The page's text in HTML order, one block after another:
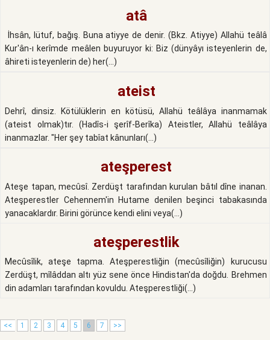
atâ
İhsân, lütuf, bağış. Buna atiyye de denir. (Bkz. Atiyye) Allahü teâlâ
Kur'ân-ı kerîmde meâlen buyuruyor ki: Biz (dünyâyı isteyenlerin de,
âhireti isteyenlerin de) her(...)
ateist
Dehrî, dinsiz. Kötülüklerin en kötüsü, Allahü teâlâya inanmamak
(ateist olmak)tır. (Hadîs-i şerîf-Berîka) Ateistler, Allahü teâlâya
inanmazlar. "Her şey tabîat kânunları(...)
ateşperest
Ateşe tapan, mecûsî. Zerdüşt tarafından kurulan bâtıl dîne inanan.
Ateşperestler Cehennem'in Hutame denilen beşinci tabakasında
yanacaklardır. Birini görünce kendi elini veya(...)
ateşperestlik
Mecûsîlik, ateşe tapma. Ateşperestliğin (mecûsîliğin) kurucusu
Zerdüşt, mîlâddan altı yüz sene önce Hindistan'da doğdu. Brehmen
din adamları tarafından kovuldu. Ateşperestliği(...)
<< 1 2 3 4 5 6 7 >>